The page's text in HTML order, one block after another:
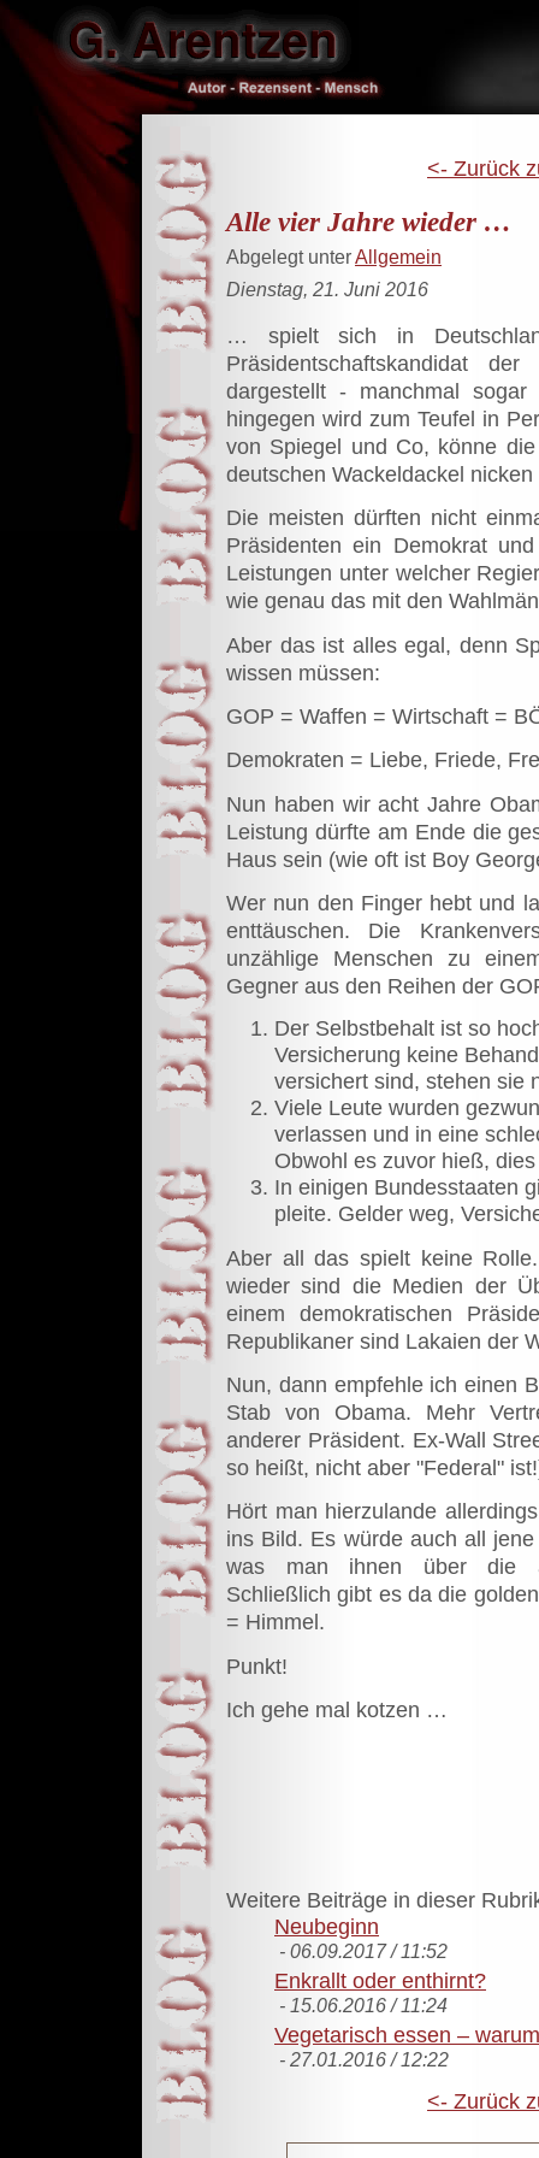
<- Zurück
Alle vier Jahre wieder …
Abgelegt unterAllgemein
Dienstag, 21. Juni 2016
… spielt sich in
Präsidentschaftskandidat
dargestellt - manchmal
hingegen wird zum Teufel in
von Spiegel und Co, könne
deutschen Wackeldackel
Die meisten dürften nicht
Präsidenten ein Demokrat
Leistungen unter welcher
wie genau das mit den
Aber das ist alles egal, denn
wissen müssen:
GOP = Waffen = Wirtschaft =
Demokraten = Liebe, Friede,
Nun haben wir acht Jahre
Leistung dürfte am Ende die
Haus sein (wie oft ist Boy
Wer nun den Finger hebt und
enttäuschen. Die
unzählige Menschen zu
Gegner aus den Reihen der
Der Selbstbehalt ist so
Versicherung keine
versichert sind, stehen sie
Viele Leute wurden
verlassen und in eine
Obwohl es zuvor hieß,
In einigen Bundesstaaten
pleite. Gelder weg,
Aber all das spielt keine
wieder sind die Medien der
einem demokratischen
Republikaner sind Lakaien der
Nun, dann empfehle ich einen
Stab von Obama. Mehr
anderer Präsident. Ex-Wall
so heißt, nicht aber "Federal"
Hört man hierzulande
ins Bild. Es würde auch all
was man ihnen über die
Schließlich gibt es da die
= Himmel.
Punkt!
Ich gehe mal kotzen …
Weitere Beiträge in dieser
Neubeginn
- 06.09.2017 / 11:52
Enkrallt oder enthirnt?
- 15.06.2016 / 11:24
Vegetarisch essen –
- 27.01.2016 / 12:22
<- Zurück